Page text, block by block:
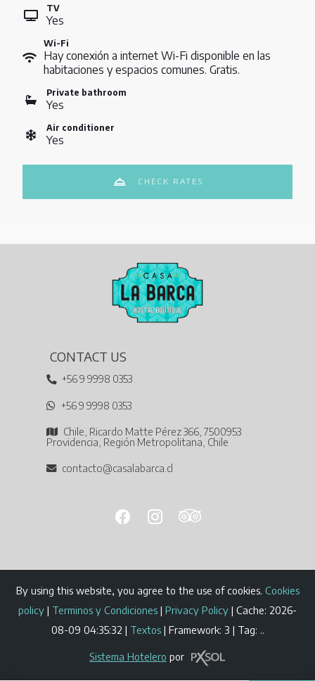
TV
Yes
Wi-Fi
Hay conexión a internet Wi-Fi disponible en las
habitaciones y espacios comunes. Gratis.
Private bathroom
Yes
Air conditioner
Yes
CHECK RATES
CONTACT US
+56 9 9998 0353
+56 9 9998 0353
Chile, Ricardo Matte Pérez 366, 7500953
Providencia, Región Metropolitana, Chile
contacto@casalabarca.cl
By using this website, you agree to the use of cookies. Cookies
policy | Terminos y Condiciones | Privacy Policy | Cache: 2026-
08-09 04:35:32 | Textos| Framework: 3 | Tag: ..
Sistema Hotelero por